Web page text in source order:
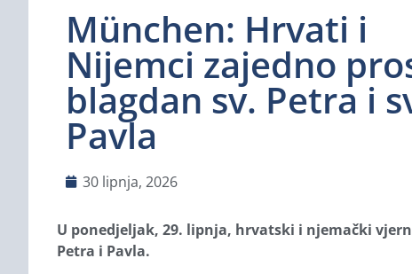
München: Hrvati i
Nijemci zajedno
blagdan sv. Petra i
Pavla
30 lipnja, 2026
U ponedjeljak, 29. lipnja, hrvatski i njemački
Petra i Pavla.